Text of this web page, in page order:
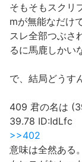
そもそもスクリ
mが無能なだけ
スレ全部つぶさ
るに馬鹿しかい
で、結局どうす
409 君の名は
39.78 ID:IdLfc
>>402
意味は全然ある